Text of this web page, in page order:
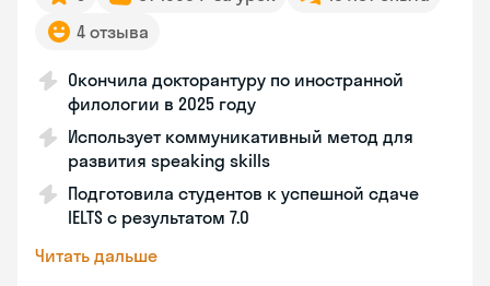
4 отзыва
Окончила докторантуру по иностранной
филологии в 2025 году
Использует коммуникативный метод для
развития speaking skills
Подготовила студентов к успешной сдаче
IELTS с результатом 7.0
Читать дальше